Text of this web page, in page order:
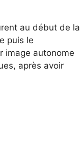
au début de la
puis le
image autonome
après avoir